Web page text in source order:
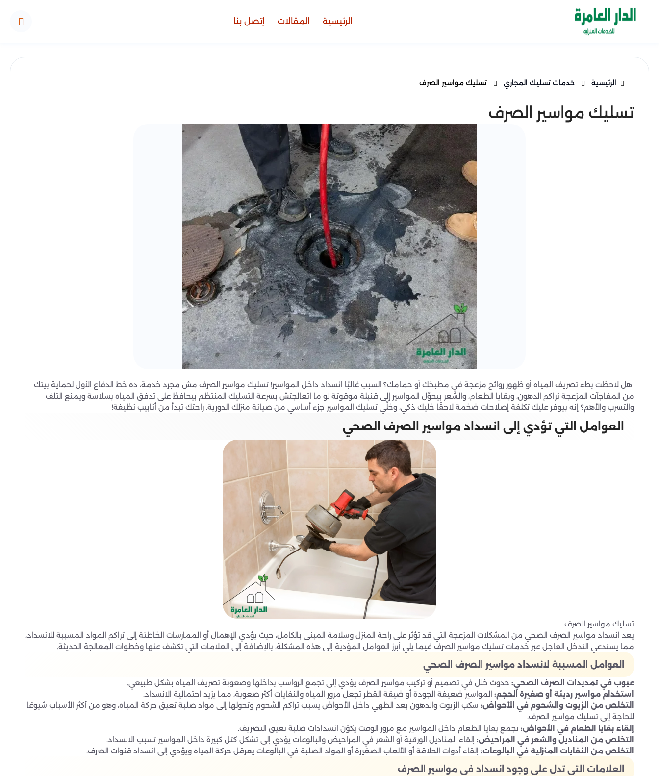
الرئيسية المقالات إتصل بنا
الرئيسية خدمات تسليك المجاري تسليك مواسير الصرف
تسليك مواسير الصرف
هل لاحظت بطء تصريف المياه أو ظهور روائح مزعجة في مطبخك أو حمامك؟ السبب غالبًا انسداد داخل المواسير! تسليك مواسير الصرف مش مجرد خدمة، ده خط الدفاع الأول لحماية بيتك
من المفاجآت المزعجة تراكم الدهون، وبقايا الطعام، والشعر بيحوّل المواسير إلى قنبلة موقوتة لو ما اتعالجتش بسرعة التسليك المنتظم بيحافظ على تدفق المياه بسلاسة ويمنع التلف
والتسرب والأهم؟ إنه بيوفر عليك تكلفة إصلاحات ضخمة لاحقًا خليك ذكي، وخلّي تسليك المواسير جزء أساسي من صيانة منزلك الدورية. راحتك تبدأ من أنابيب نظيفة!
العوامل التي تؤدي إلى انسداد مواسير الصرف الصحي
تسليك مواسير الصرف
يعد انسداد مواسير الصرف الصحي من المشكلات المزعجة التي قد تؤثر على راحة المنزل وسلامة المبنى بالكامل، حيث يؤدي الإهمال أو الممارسات الخاطئة إلى تراكم المواد المسببة للانسداد،
مما يستدعي التدخل العاجل عبر خدمات تسليك مواسير الصرف فيما يلي أبرز العوامل المؤدية إلى هذه المشكلة، بالإضافة إلى العلامات التي تكشف عنها وخطوات المعالجة الحديثة.
العوامل المسببة لانسداد مواسير الصرف الصحي
عيوب في تمديدات الصرف الصحي: حدوث خلل في تصميم أو تركيب مواسير الصرف يؤدي إلى تجمع الرواسب بداخلها وصعوبة تصريف المياه بشكل طبيعي.
استخدام مواسير رديئة أو صغيرة الحجم: المواسير ضعيفة الجودة أو ضيقة القطر تجعل مرور المياه والنفايات أكثر صعوبة، مما يزيد احتمالية الانسداد.
التخلص من الزيوت والشحوم في الأحواض: سكب الزيوت والدهون بعد الطهي داخل الأحواض يسبب تراكم الشحوم وتحولها إلى مواد صلبة تعيق حركة المياه، وهو من أكثر الأسباب شيوعًا
للحاجة إلى تسليك مواسير الصرف.
إلقاء بقايا الطعام في الأحواض: تجمع بقايا الطعام داخل المواسير مع مرور الوقت يكوّن انسدادات صلبة تعيق التصريف.
التخلص من المناديل والشعر في المراحيض: إلقاء المناديل الورقية أو الشعر في المراحيض والبالوعات يؤدي إلى تشكل كتل كبيرة داخل المواسير تسبب الانسداد.
التخلص من النفايات المنزلية في البالوعات: إلقاء أدوات الحلاقة أو الألعاب الصغيرة أو المواد الصلبة في البالوعات يعرقل حركة المياه ويؤدي إلى انسداد قنوات الصرف.
العلامات التي تدل على وجود انسداد في مواسير الصرف